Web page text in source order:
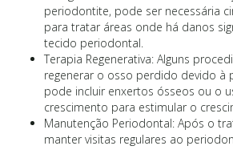
periodontite, pode ser necessária
para tratar áreas onde há danos
tecido periodontal.
Terapia Regenerativa: Alguns
regenerar o osso perdido devido à
pode incluir enxertos ósseos ou o
crescimento para estimular o
Manutenção Periodontal: Após o
manter visitas regulares ao